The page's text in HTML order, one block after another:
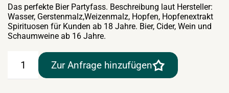
Das perfekte Bier Partyfass. Beschreibung laut Hersteller:
Wasser, Gerstenmalz,Weizenmalz, Hopfen, Hopfenextrakt
Spirituosen für Kunden ab 18 Jahre. Bier, Cider, Wein und
Schaumweine ab 16 Jahre.
Zwickl
Zur Anfrage hinzufügen